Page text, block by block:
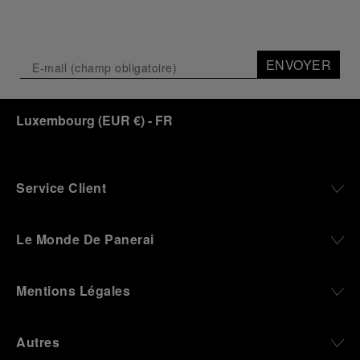
ENVOYER
Luxembourg (EUR €)- FR
Service Client
Le Monde De Panerai
Mentions Légales
Autres